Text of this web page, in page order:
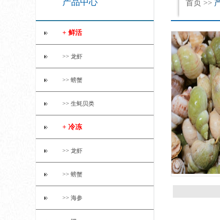
产品中心
+ 鲜活
>> 龙虾
>> 螃蟹
>> 生蚝贝类
+ 冷冻
>> 龙虾
>> 螃蟹
>> 海参
首页 >>